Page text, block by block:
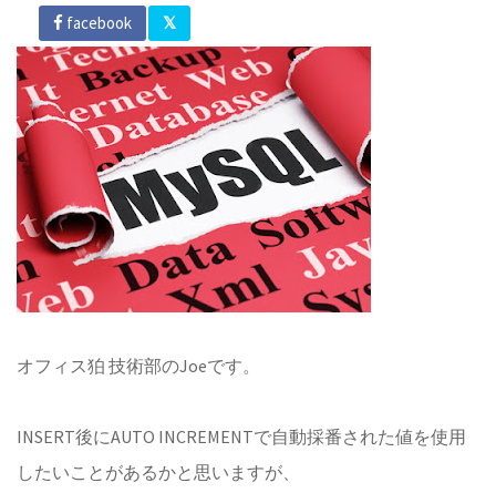
facebook
オフィス狛 技術部のJoeです。
INSERT後にAUTO INCREMENTで自動採番された値を使用
したいことがあるかと思いますが、